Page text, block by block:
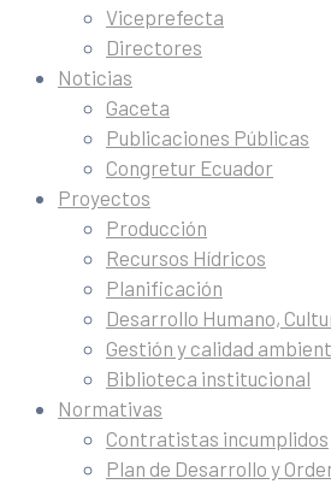
Viceprefecta
Directores
Noticias
Gaceta
Publicaciones Públicas
Congretur Ecuador
Proyectos
Producción
Recursos Hídricos
Planificación
Desarrollo Humano,
Gestión y calidad
Biblioteca institucional
Normativas
Contratistas incumplidos
Plan de Desarrollo y